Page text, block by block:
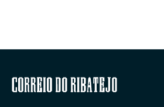
Correio do